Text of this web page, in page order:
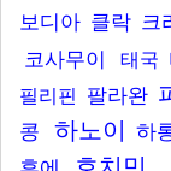
보디아 클락 크
코사무이
태국
필리핀 팔라완
콩
하노이 하